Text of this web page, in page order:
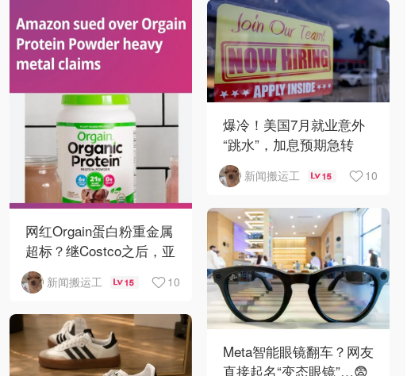
网红Orgain蛋白粉重金属
超标？继Costco之后，亚
马逊也被告了！
新闻搬运工 15 10
爆冷！美国7月就业意外
“跳水”，加息预期急转
弯！
新闻搬运工 15 10
Meta智能眼镜翻车？网友
直接起名“变态眼镜”…😨